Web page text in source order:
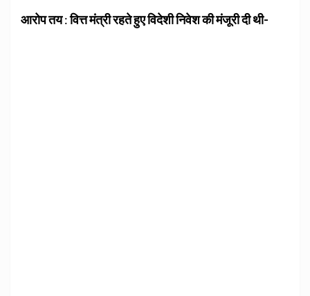
आरोप तय:वित्त मंत्री रहते हुए विदेशी निवेश की मंजूरी दी थी-